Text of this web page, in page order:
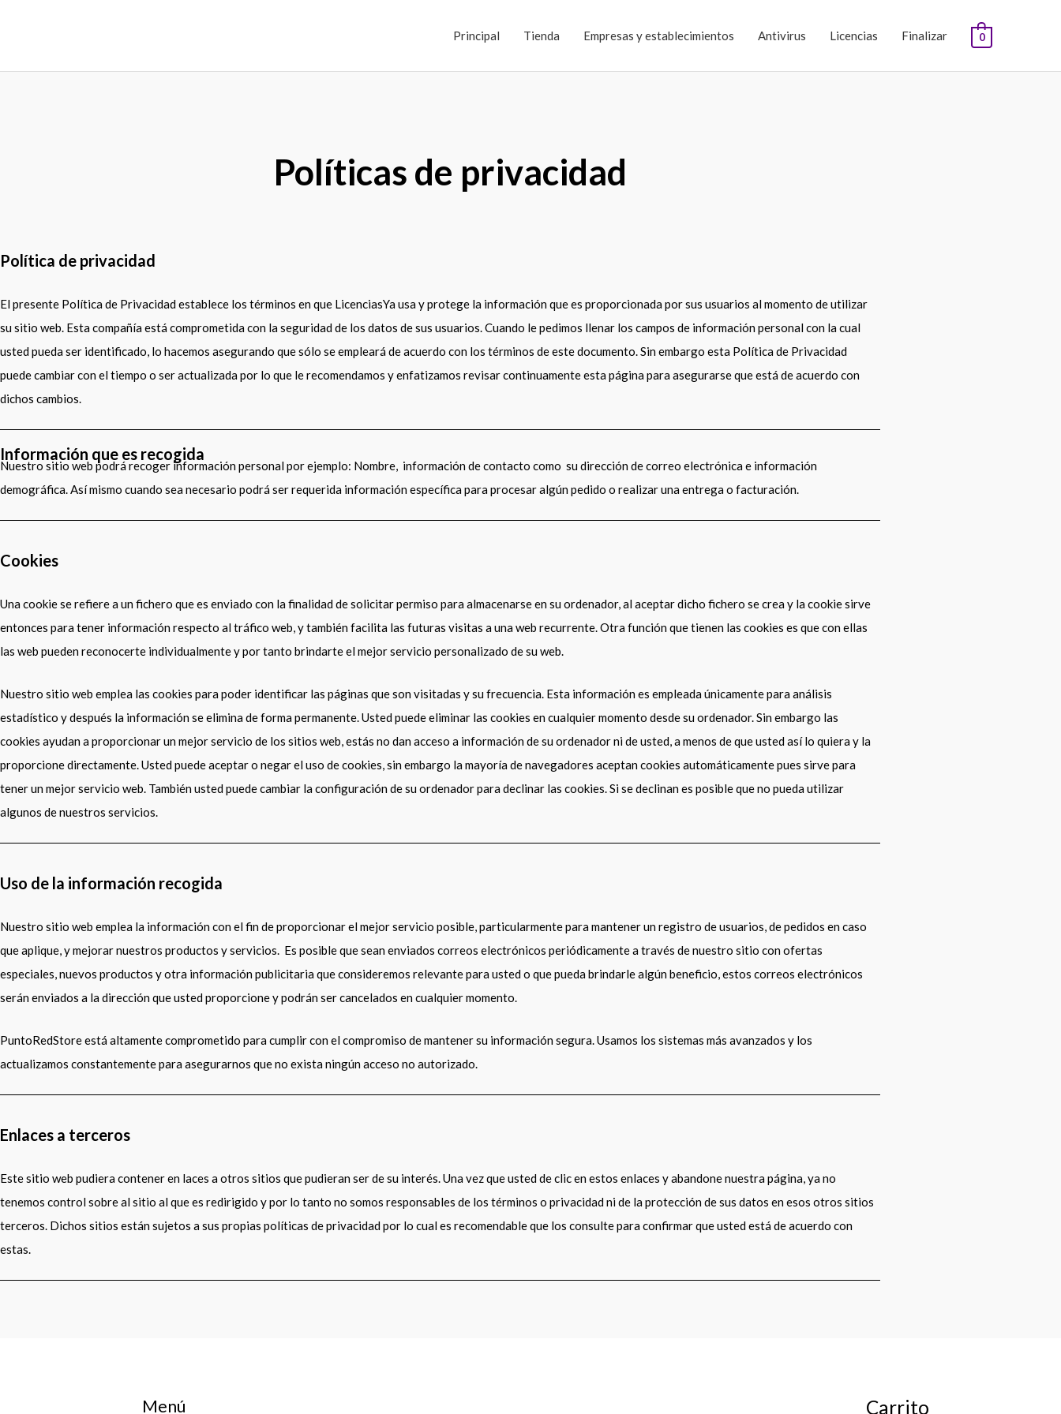
Principal Tienda Empresas y establecimientos Antivirus Licencias Finalizar 0
Políticas de privacidad
Política de privacidad
El presente Política de Privacidad establece los términos en que LicenciasYa usa y protege la información que es proporcionada por sus usuarios al momento de utilizar
su sitio web. Esta compañía está comprometida con la seguridad de los datos de sus usuarios. Cuando le pedimos llenar los campos de información personal con la cual
usted pueda ser identificado, lo hacemos asegurando que sólo se empleará de acuerdo con los términos de este documento. Sin embargo esta Política de Privacidad
puede cambiar con el tiempo o ser actualizada por lo que le recomendamos y enfatizamos revisar continuamente esta página para asegurarse que está de acuerdo con
dichos cambios.
Información que es recogida
Nuestro sitio web podrá recoger información personal por ejemplo: Nombre, información de contacto como su dirección de correo electrónica e información
demográfica. Así mismo cuando sea necesario podrá ser requerida información específica para procesar algún pedido o realizar una entrega o facturación.
Cookies
Una cookie se refiere a un fichero que es enviado con la finalidad de solicitar permiso para almacenarse en su ordenador, al aceptar dicho fichero se crea y la cookie sirve
entonces para tener información respecto al tráfico web, y también facilita las futuras visitas a una web recurrente. Otra función que tienen las cookies es que con ellas
las web pueden reconocerte individualmente y por tanto brindarte el mejor servicio personalizado de su web.
Nuestro sitio web emplea las cookies para poder identificar las páginas que son visitadas y su frecuencia. Esta información es empleada únicamente para análisis
estadístico y después la información se elimina de forma permanente. Usted puede eliminar las cookies en cualquier momento desde su ordenador. Sin embargo las
cookies ayudan a proporcionar un mejor servicio de los sitios web, estás no dan acceso a información de su ordenador ni de usted, a menos de que usted así lo quiera y la
proporcione directamente. Usted puede aceptar o negar el uso de cookies, sin embargo la mayoría de navegadores aceptan cookies automáticamente pues sirve para
tener un mejor servicio web. También usted puede cambiar la configuración de su ordenador para declinar las cookies. Si se declinan es posible que no pueda utilizar
algunos de nuestros servicios.
Uso de la información recogida
Nuestro sitio web emplea la información con el fin de proporcionar el mejor servicio posible, particularmente para mantener un registro de usuarios, de pedidos en caso
que aplique, y mejorar nuestros productos y servicios. Es posible que sean enviados correos electrónicos periódicamente a través de nuestro sitio con ofertas
especiales, nuevos productos y otra información publicitaria que consideremos relevante para usted o que pueda brindarle algún beneficio, estos correos electrónicos
serán enviados a la dirección que usted proporcione y podrán ser cancelados en cualquier momento.
PuntoRedStore está altamente comprometido para cumplir con el compromiso de mantener su información segura. Usamos los sistemas más avanzados y los
actualizamos constantemente para asegurarnos que no exista ningún acceso no autorizado.
Enlaces a terceros
Este sitio web pudiera contener en laces a otros sitios que pudieran ser de su interés. Una vez que usted de clic en estos enlaces y abandone nuestra página, ya no
tenemos control sobre al sitio al que es redirigido y por lo tanto no somos responsables de los términos o privacidad ni de la protección de sus datos en esos otros sitios
terceros. Dichos sitios están sujetos a sus propias políticas de privacidad por lo cual es recomendable que los consulte para confirmar que usted está de acuerdo con
estas.
Menú Carrito